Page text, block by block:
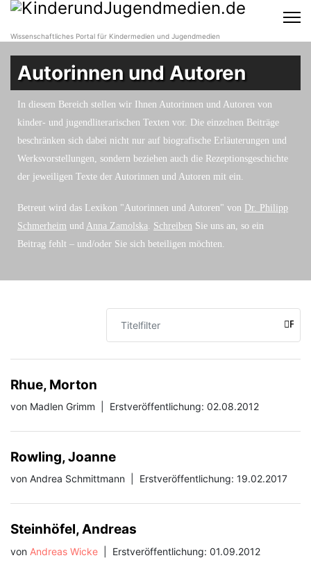
Wissenschaftliches Portal für Kindermedien und Jugendmedien
Autorinnen und Autoren
In diesem Bereich stellen wir Ihnen Autorinnen und Autoren von
kinder- und jugendliterarischen Texten vor. Die einzelnen Beiträge
beschränken sich dabei nicht nur auf biografische Erläuterungen und
Werksvorstellungen, sondern beziehen auch die Rezeptionsgeschichte
der jeweiligen Texte der Autorinnen und Autoren mit ein.
Betreut wird das Lexikon "Autorinnen und Autoren" von Dr. Philipp
Schmerheim und Anna Zamolska. Schreiben Sie uns an, so ein
Beitrag fehlt – und/oder Sie sich beteiligen möchten.
Rhue, Morton
von Madlen Grimm Erstveröffentlichung: 02.08.2012
Rowling, Joanne
von Andrea Schmittmann Erstveröffentlichung: 19.02.2017
Steinhöfel, Andreas
von Andreas Wicke Erstveröffentlichung: 01.09.2012